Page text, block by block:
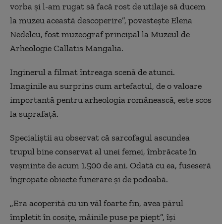
vorba şi l-am rugat să facă rost de utilaje să ducem
la muzeu această descoperire”, povestește Elena
Nedelcu, fost muzeograf principal la Muzeul de
Arheologie Callatis Mangalia.
Inginerul a filmat întreaga scenă de atunci.
Imaginile au surprins cum artefactul, de o valoare
importantă pentru arheologia românească, este scos
la suprafaţă.
Specialiştii au observat că sarcofagul ascundea
trupul bine conservat al unei femei, îmbrăcate în
veşminte de acum 1.500 de ani. Odată cu ea, fuseseră
îngropate obiecte funerare şi de podoabă.
„Era acoperită cu un văl foarte fin, avea părul
împletit în cosiţe, mâinile puse pe piept”, își